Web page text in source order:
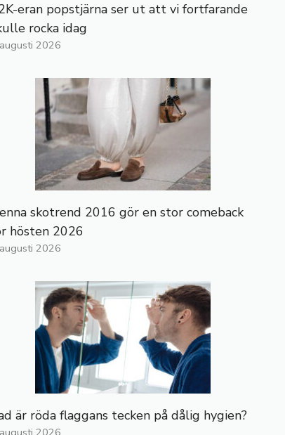
eran popstjärna ser ut att vi fortfarande
rocka idag
2026
skotrend 2016 gör en stor comeback
hösten 2026
2026
är röda flaggans tecken på dålig hygien?